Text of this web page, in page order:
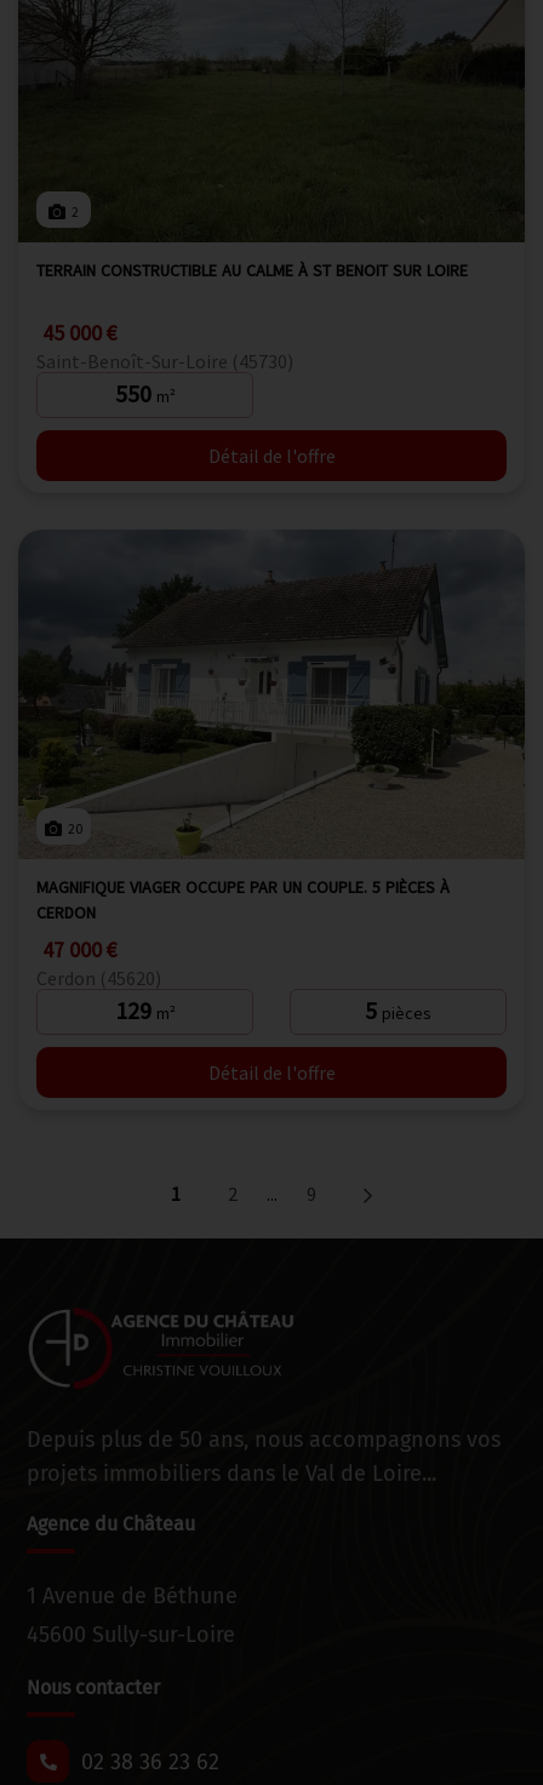
2
TERRAIN CONSTRUCTIBLE AU CALME À ST BENOIT SUR LOIRE
45 000 €
Saint-Benoît-Sur-Loire (45730)
550 m²
Détail de l'offre
20
MAGNIFIQUE VIAGER OCCUPE PAR UN COUPLE. 5 PIÈCES À
CERDON
47 000 €
Cerdon (45620)
129 m² 5 pièces
Détail de l'offre
1 2 ... 9
Depuis plus de 50 ans, nous accompagnons vos
projets immobiliers dans le Val de Loire...
Agence du Château
1 Avenue de Béthune
45600 Sully-sur-Loire
Nous contacter
02 38 36 23 62